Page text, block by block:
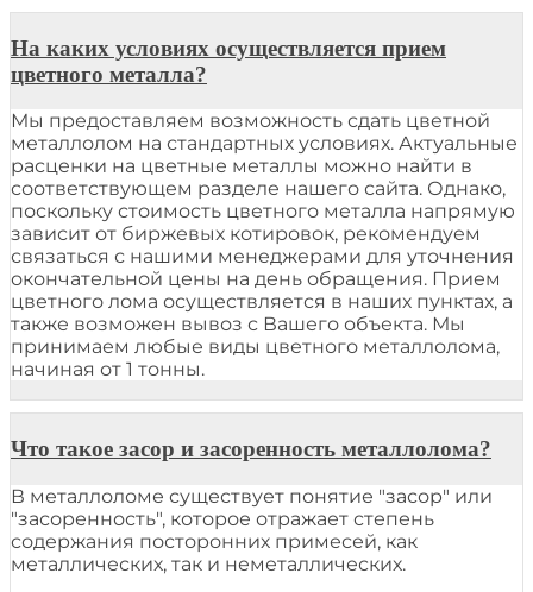
На каких условиях осуществляется прием
цветного металла?
Мы предоставляем возможность сдать цветной
металлолом на стандартных условиях. Актуальные
расценки на цветные металлы можно найти в
соответствующем разделе нашего сайта. Однако,
поскольку стоимость цветного металла напрямую
зависит от биржевых котировок, рекомендуем
связаться с нашими менеджерами для уточнения
окончательной цены на день обращения. Прием
цветного лома осуществляется в наших пунктах, а
также возможен вывоз с Вашего объекта. Мы
принимаем любые виды цветного металлолома,
начиная от 1 тонны.
Что такое засор и засоренность металлолома?
В металлоломе существует понятие "засор" или
"засоренность", которое отражает степень
содержания посторонних примесей, как
металлических, так и неметаллических.